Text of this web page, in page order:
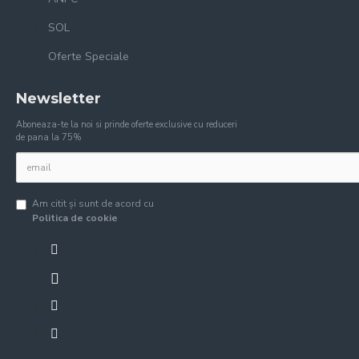
SOL
Oferte Speciale
Newsletter
Aboneaza-te la noi si prinde oferte exclusive cu reduceri
de pana la 75%
Am citit şi sunt de acord cu
Politica de cookie